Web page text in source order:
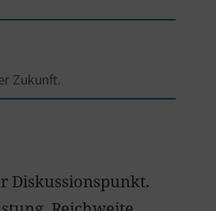
Zukunft.
Diskussionspunkt.